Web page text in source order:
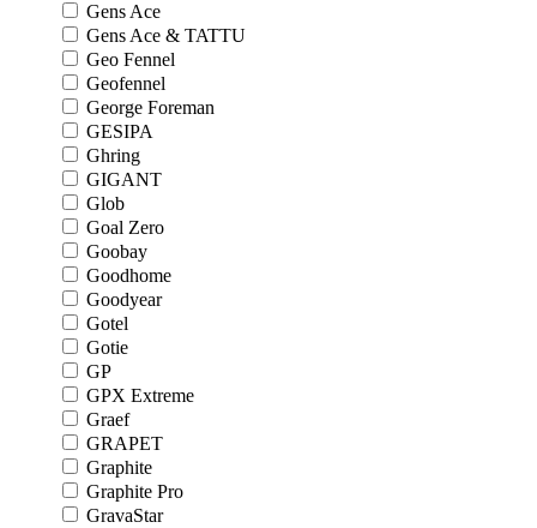
Gens Ace
Gens Ace & TATTU
Geo Fennel
Geofennel
George Foreman
GESIPA
Ghring
GIGANT
Glob
Goal Zero
Goobay
Goodhome
Goodyear
Gotel
Gotie
GP
GPX Extreme
Graef
GRAPET
Graphite
Graphite Pro
GravaStar